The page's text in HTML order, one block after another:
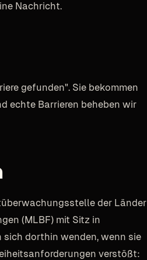
Nachricht.
gefunden". Sie bekommen
echte Barrieren beheben wir
der Länder
(MLBF) mit Sitz in
sich dorthin wenden, wenn sie
verstößt: